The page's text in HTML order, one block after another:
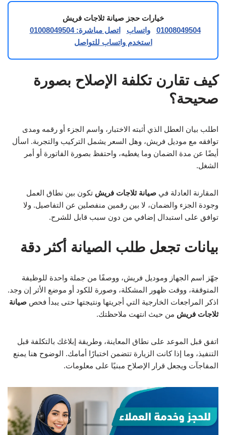
خيارات حجز صيانة ثلاجات فريش
01008049504
واتساب
اتصل مباشرة: 01008049504
استخدم واتساب للتواصل
كيف تقارن تكلفة الإصلاح بصورة
صحيحة؟
اطلب بيان العطل الذي أثبته الاختبار، واسم الجزء أو رقمه ومدى
توافقه مع موديل فريش، وهل السعر يشمل التركيب والتجربة. اسأل
أيضًا عن مدة الضمان وما يغطيه، واحتفظ بصورة الفاتورة أو أمر
الشغل.
المقارنة العادلة في صيانة ثلاجات فريش تكون بين نطاق العمل
وجودة الجزء والضمان، لا بين رقمين منفصلين عن التفاصيل. ولا
توافق على استبدال إضافي من دون سبب قابل للشرح.
بيانات تجعل طلب الصيانة أكثر دقة
جهّز اسم الجهاز وموديل فريش، ووصفًا من جملة واحدة للوظيفة
المتوقفة، ووقت ظهور المشكلة، وصورة للكود أو موضع الأثر إن وجد.
اذكر المراجعات الخارجية التي أجريتها ونتيجتها حتى يبدأ فحص صيانة
ثلاجات فريش من حيث انتهت ملاحظتك.
اتفق قبل الموعد على نطاق المعاينة، وطريقة إبلاغك بالتكلفة قبل
التنفيذ، وما إذا كانت الزيارة تتضمن اختبارًا أمامك. الوضوح هنا يمنع
المفاجآت ويجعل قرار الإصلاح مبنيًا على معلومات.